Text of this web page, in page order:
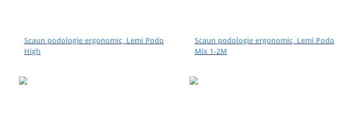
Scaun podologie ergonomic, Lemi Podo
High
Scaun podologie ergonomic, Lemi Podo
Mix 1-2M